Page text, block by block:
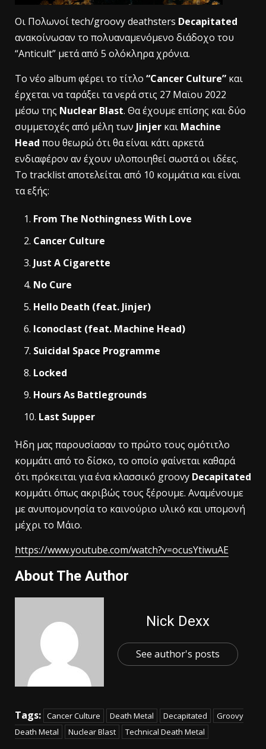
Οι Πολωνοί tech/groovy deathsters Decapitated
ανακοίνωσαν το πολυαναμενόμενο διάδοχο του
“Anticult” μετά από 5 ολόκληρα χρόνια.
Το νέο album φέρει το τίτλο “Cancer Culture” και
έρχεται να ταράξει τα νερά στις 27 Μαϊου 2022
μέσω της Nuclear Blast. Θα έχουμε επίσης και δύο
συμμετοχές από μέλη των Jinjer και Machine
Head που θεωρώ ότι θα είναι κάτι αρκετά
ενδιαφέρον αν έχουν υλοποιηθεί σωστά οι ιδέες.
Το tracklist αποτελείται από 10 κομμάτια και είναι
τα εξής:
From The Nothingness With Love
Cancer Culture
Just A Cigarette
No Cure
Hello Death (feat. Jinjer)
Iconoclast (feat. Machine Head)
Suicidal Space Programme
Locked
Hours As Battlegrounds
Last Supper
Ήδη μας παρουσίασαν το πρώτο τους ομότιτλο
κομμάτι από το δίσκο, το οποίο φαίνεται καθαρά
ότι πρόκειται για ένα κλασσικό groovy Decapitated
κομμάτι όπως ακριβώς τους ξέρουμε. Αναμένουμε
με ανυπομονησία το καινούριο υλικό και υπομονή
μέχρι το Μάιο.
https://www.youtube.com/watch?v=ocusYtiwuAE
About The Author
Nick Dexx
See author's posts
Tags: Cancer Culture Death Metal Decapitated
Groovy
Death Metal
Nuclear Blast Technical Death Metal